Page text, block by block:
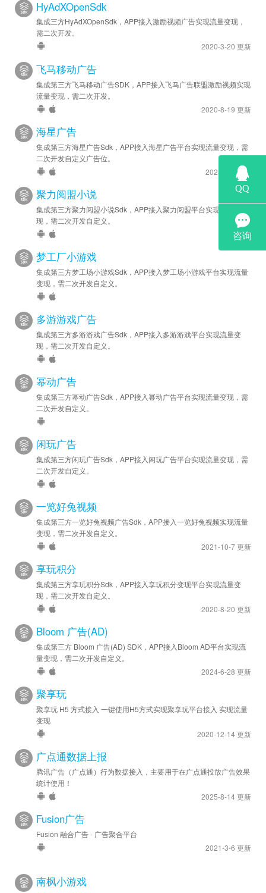
HyAdXOpenSdk
集成三方HyAdXOpenSdk，APP接入激励视频广告实现流量变现，
需二次开发。
2020-3-20 更新
飞马移动广告
集成第三方飞马移动广告SDK，APP接入飞马广告联盟激励视频实现
流量变现，需二次开发。
2020-8-19 更新
海星广告
集成第三方海星广告Sdk，APP接入海星广告平台实现流量变现，需
二次开发自定义广告位。
2023-5-6 更新
聚力阅盟小说
集成第三方聚力阅盟小说Sdk，APP接入聚力阅盟平台实现流量变
现，需二次开发自定义。
梦工厂小游戏
集成第三方梦工场小游戏Sdk，APP接入梦工场小游戏平台实现流量
变现，需二次开发自定义。
多游游戏广告
集成第三方多游游戏广告Sdk，APP接入多游游戏平台实现流量变
现，需二次开发自定义。
幂动广告
集成第三方幂动广告Sdk，APP接入幂动广告平台实现流量变现，需
二次开发自定义。
闲玩广告
集成第三方闲玩广告Sdk，APP接入闲玩广告平台实现流量变现，需
二次开发自定义。
一览好兔视频
集成第三方一览好兔视频广告Sdk，APP接入一览好兔视频实现流量
变现，需二次开发自定义。
2021-10-7 更新
享玩积分
集成第三方享玩积分Sdk，APP接入享玩积分变现平台实现流量变
现，需二次开发自定义。
2020-8-20 更新
Bloom 广告(AD)
集成第三方 Bloom 广告(AD) SDK，APP接入Bloom AD平台实现流
量变现，需二次开发自定义。
2024-6-28 更新
聚享玩
聚享玩 H5 方式接入 一键使用H5方式实现聚享玩平台接入 实现流量
变现
2020-12-14 更新
广点通数据上报
腾讯广告（广点通）行为数据接入，主要用于在广点通投放广告效果
统计使用！
2025-8-14 更新
Fusion广告
Fusion 融合广告 - 广告聚合平台
2021-3-6 更新
南枫小游戏